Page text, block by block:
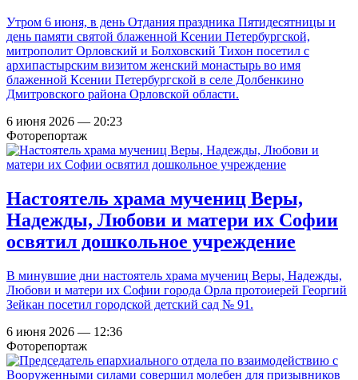
Утром 6 июня, в день Отдания праздника Пятидесятницы и
день памяти святой блаженной Ксении Петербургской,
митрополит Орловский и Болховский Тихон посетил с
архипастырским визитом женский монастырь во имя
блаженной Ксении Петербургской в селе Долбенкино
Дмитровского района Орловской области.
6 июня 2026 — 20:23
Фоторепортаж
Настоятель храма мучениц Веры,
Надежды, Любови и матери их Софии
освятил дошкольное учреждение
В минувшие дни настоятель храма мучениц Веры, Надежды,
Любови и матери их Софии города Орла протоиерей Георгий
Зейкан посетил городской детский сад № 91.
6 июня 2026 — 12:36
Фоторепортаж